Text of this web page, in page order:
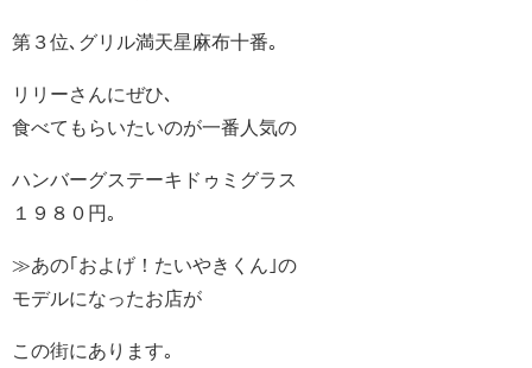
第３位､グリル満天星麻布十番｡
リリーさんにぜひ､
食べてもらいたいのが一番人気の
ハンバーグステーキドゥミグラス
１９８０円｡
≫あの｢およげ！たいやきくん｣の
モデルになったお店が
この街にあります｡